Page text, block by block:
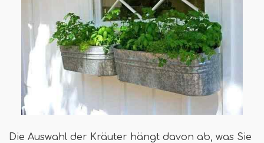
Die Auswahl der Kräuter hängt davon ab, was Sie